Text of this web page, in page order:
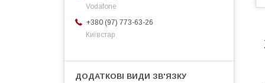
Vodafone
+380 (97) 773-63-26
Київстар